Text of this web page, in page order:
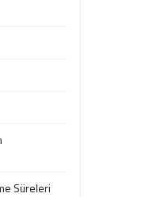
Süreleri